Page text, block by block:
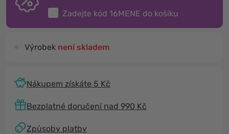
Zadejte kód 16MENE do košíku
Výrobek není skladem
Nákupem získáte 5 Kč
Bezplatné doručení nad 990 Kč
Způsoby platby